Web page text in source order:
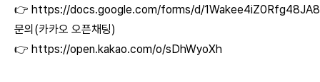
👉 https://docs.google.com/forms/d/
문의(카카오 오픈채팅)
👉 https://open.kakao.com/o/sDhWyoXh